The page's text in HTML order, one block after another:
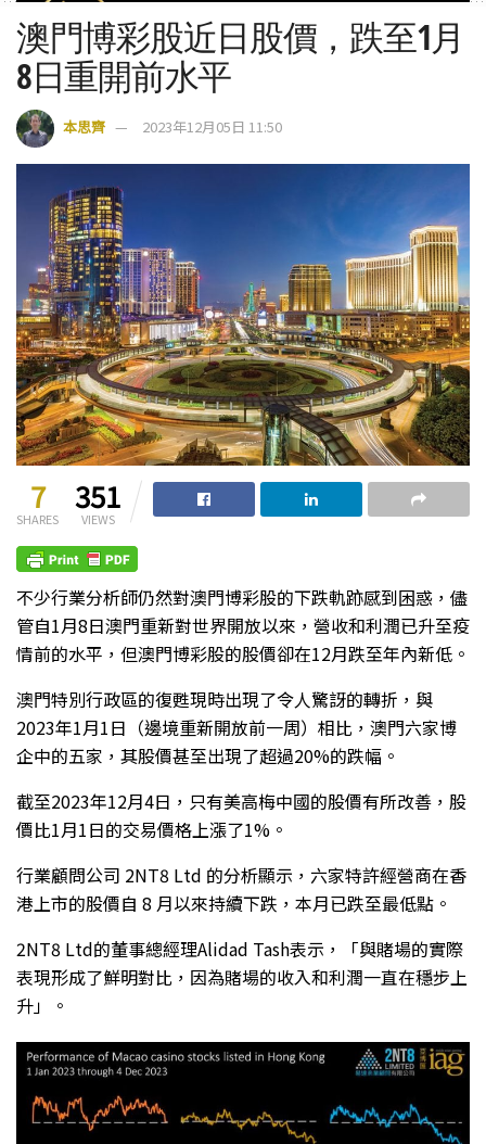
澳門博彩股近日股價，跌至1月
8日重開前水平
本思齊 2023年12月05日 11:50
7
SHARES
351
VIEWS
不少行業分析師仍然對澳門博彩股的下跌軌跡感到困惑，儘
管自1月8日澳門重新對世界開放以來，營收和利潤已升至疫
情前的水平，但澳門博彩股的股價卻在12月跌至年內新低。
澳門特別行政區的復甦現時出現了令人驚訝的轉折，與
2023年1月1日（邊境重新開放前一周）相比，澳門六家博
企中的五家，其股價甚至出現了超過20%的跌幅。
截至2023年12月4日，只有美高梅中國的股價有所改善，股
價比1月1日的交易價格上漲了1%。
行業顧問公司 2NT8 Ltd 的分析顯示，六家特許經營商在香
港上市的股價自 8 月以來持續下跌，本月已跌至最低點。
2NT8 Ltd的董事總經理Alidad Tash表示，「與賭場的實際
表現形成了鮮明對比，因為賭場的收入和利潤一直在穩步上
升」。